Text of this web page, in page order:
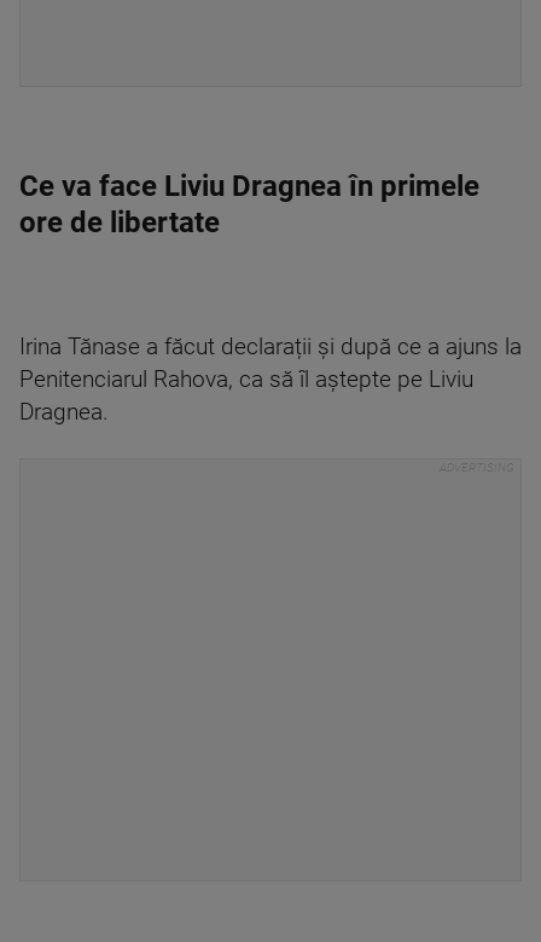
Ce va face Liviu Dragnea în primele
ore de libertate
Irina Tănase a făcut declarații și după ce a ajuns la
Penitenciarul Rahova, ca să îl aștepte pe Liviu
Dragnea.